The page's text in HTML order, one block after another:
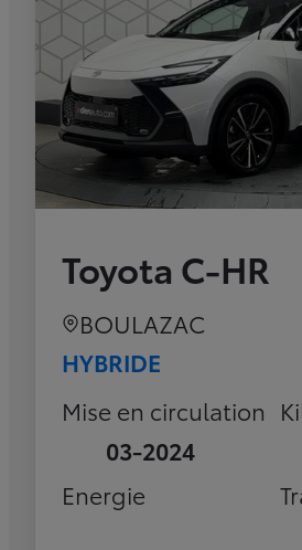
Toyota C-HR
BOULAZAC
HYBRIDE
Mise en circulation
03-2024
Energie